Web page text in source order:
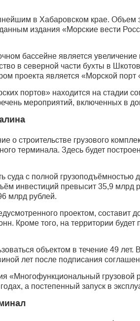
в Хабаровском крае. Объем
издания «Морские вести
бассейне является
в северной части бухты в
проекта является «Морской
портов» находится на стадии
мероприятий, включенных в
о строительстве грузового
терминала. Здесь будет
суда с полной грузоподъёмностью
инвестиций превысит 35,9 млрд
млрд рублей.
проектом,
Кроме того, на территории
объектом в течение 49
лет после подписания
«Многофункциональный
а постепенный запуск в